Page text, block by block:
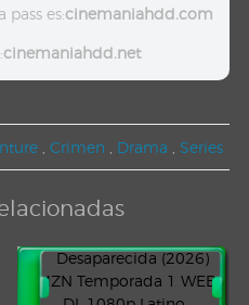
pass es:cinemaniahdd.com
cinemaniahdd.net
Crimen Drama Series